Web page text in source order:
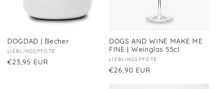
DOGDAD | Becher
Anbieter:
LIEBLINGSPFOTE
Normaler
€23,95 EUR
DOGS AND WINE MAKE ME
FINE | Weinglas 55cl
Anbieter:
LIEBLINGSPFOTE
Normaler
€26,90 EUR